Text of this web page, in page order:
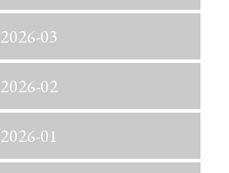
2026-03
2026-02
2026-01